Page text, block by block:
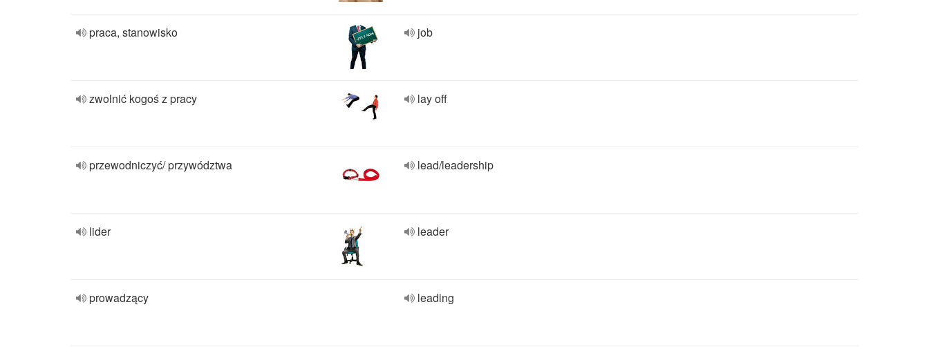
praca, stanowisko job
zwolnić kogoś z pracy lay off
przewodniczyć/ przywództwa lead/leadership
lider leader
prowadzący leading